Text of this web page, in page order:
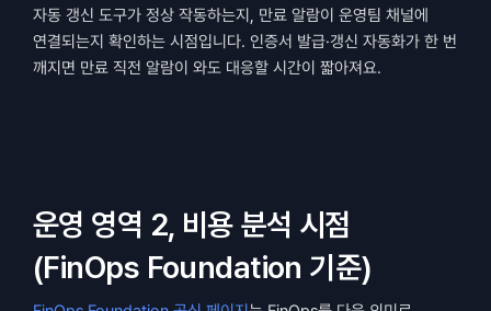
자동 갱신 도구가 정상 작동하는지, 만료 알람이 운영팀 채널에
연결되는지 확인하는 시점입니다. 인증서 발급·갱신 자동화가 한 번
깨지면 만료 직전 알람이 와도 대응할 시간이 짧아져요.
운영 영역 2, 비용 분석 시점
(FinOps Foundation 기준)